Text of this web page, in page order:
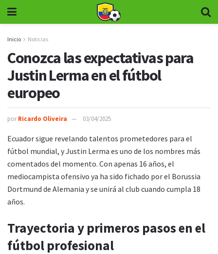
Inicio Noticias
Conozca las expectativas para
Justin Lerma en el fútbol
europeo
por Ricardo Oliveira 03/04/2025
Ecuador sigue revelando talentos prometedores para el
fútbol mundial, y Justin Lerma es uno de los nombres más
comentados del momento. Con apenas 16 años, el
mediocampista ofensivo ya ha sido fichado por el Borussia
Dortmund de Alemania y se unirá al club cuando cumpla 18
años.
Trayectoria y primeros pasos en el
fútbol profesional